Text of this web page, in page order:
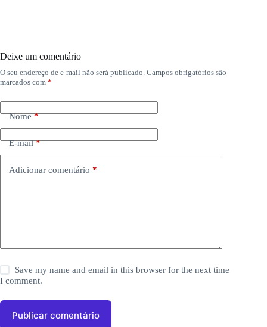
Deixe um comentário
O seu endereço de e-mail não será publicado. Campos obrigatórios são
marcados com *
Nome*
E-mail*
Adicionar comentário *
Save my name and email in this browser for the next time
I comment.
Publicar comentário